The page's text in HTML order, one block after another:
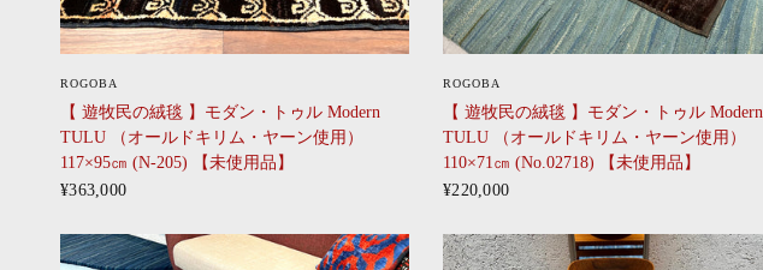
ROGOBA
【 遊牧民の絨毯 】モダン・トゥル Modern
TULU （オールドキリム・ヤーン使用）
117×95㎝ (N-205) 【未使用品】
¥363,000
ROGOBA
【 遊牧民の絨毯 】モダン・トゥル Modern
TULU （オールドキリム・ヤーン使用）
110×71㎝ (No.02718) 【未使用品】
¥220,000